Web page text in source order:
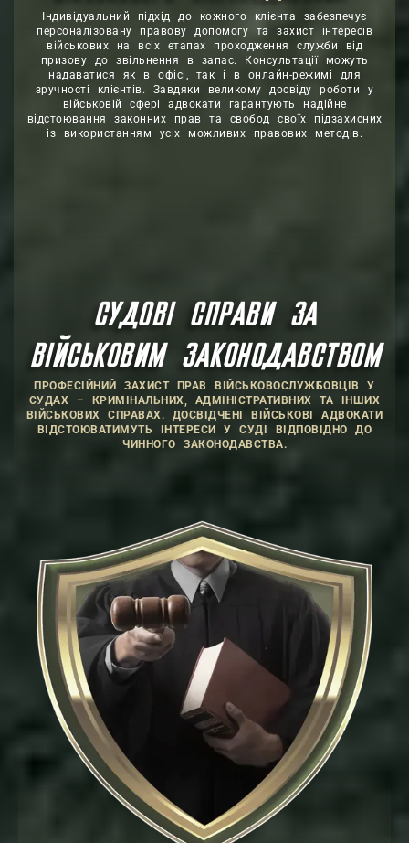
Індивідуальний підхід до кожного клієнта забезпечує
персоналізовану правову допомогу та захист інтересів
військових на всіх етапах проходження служби від
призову до звільнення в запас. Консультації можуть
надаватися як в офісі, так і в онлайн-режимі для
зручності клієнтів. Завдяки великому досвіду роботи у
військовій сфері адвокати гарантують надійне
відстоювання законних прав та свобод своїх підзахисних
із використанням усіх можливих правових методів.
СУДОВІ СПРАВИ ЗА
ВІЙСЬКОВИМ ЗАКОНОДАВСТВОМ
ПРОФЕСІЙНИЙ ЗАХИСТ ПРАВ ВІЙСЬКОВОСЛУЖБОВЦІВ У
СУДАХ – КРИМІНАЛЬНИХ, АДМІНІСТРАТИВНИХ ТА ІНШИХ
ВІЙСЬКОВИХ СПРАВАХ. ДОСВІДЧЕНІ ВІЙСЬКОВІ АДВОКАТИ
ВІДСТОЮВАТИМУТЬ ІНТЕРЕСИ У СУДІ ВІДПОВІДНО ДО
ЧИННОГО ЗАКОНОДАВСТВА.